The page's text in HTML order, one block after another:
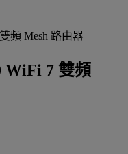
頻 Mesh 路由器
WiFi 7 雙頻